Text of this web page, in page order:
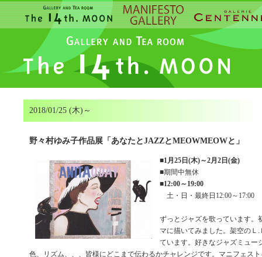
2018/01/25 (木)～
野々村ゆみ子作品展「あなたとJAZZとMEOWMEOWと」
■1月25日(木)～2月2日(金)
■期間中無休
■12:00～19:00
土・日・最終日12:00～17:00
ずっとジャズを歌っています。
マに描いてみました。架空のＬ
ています。好きなジャズミュー
色、リズム、、、皆様にどこまで伝わるかチャレンジです。マニフェス